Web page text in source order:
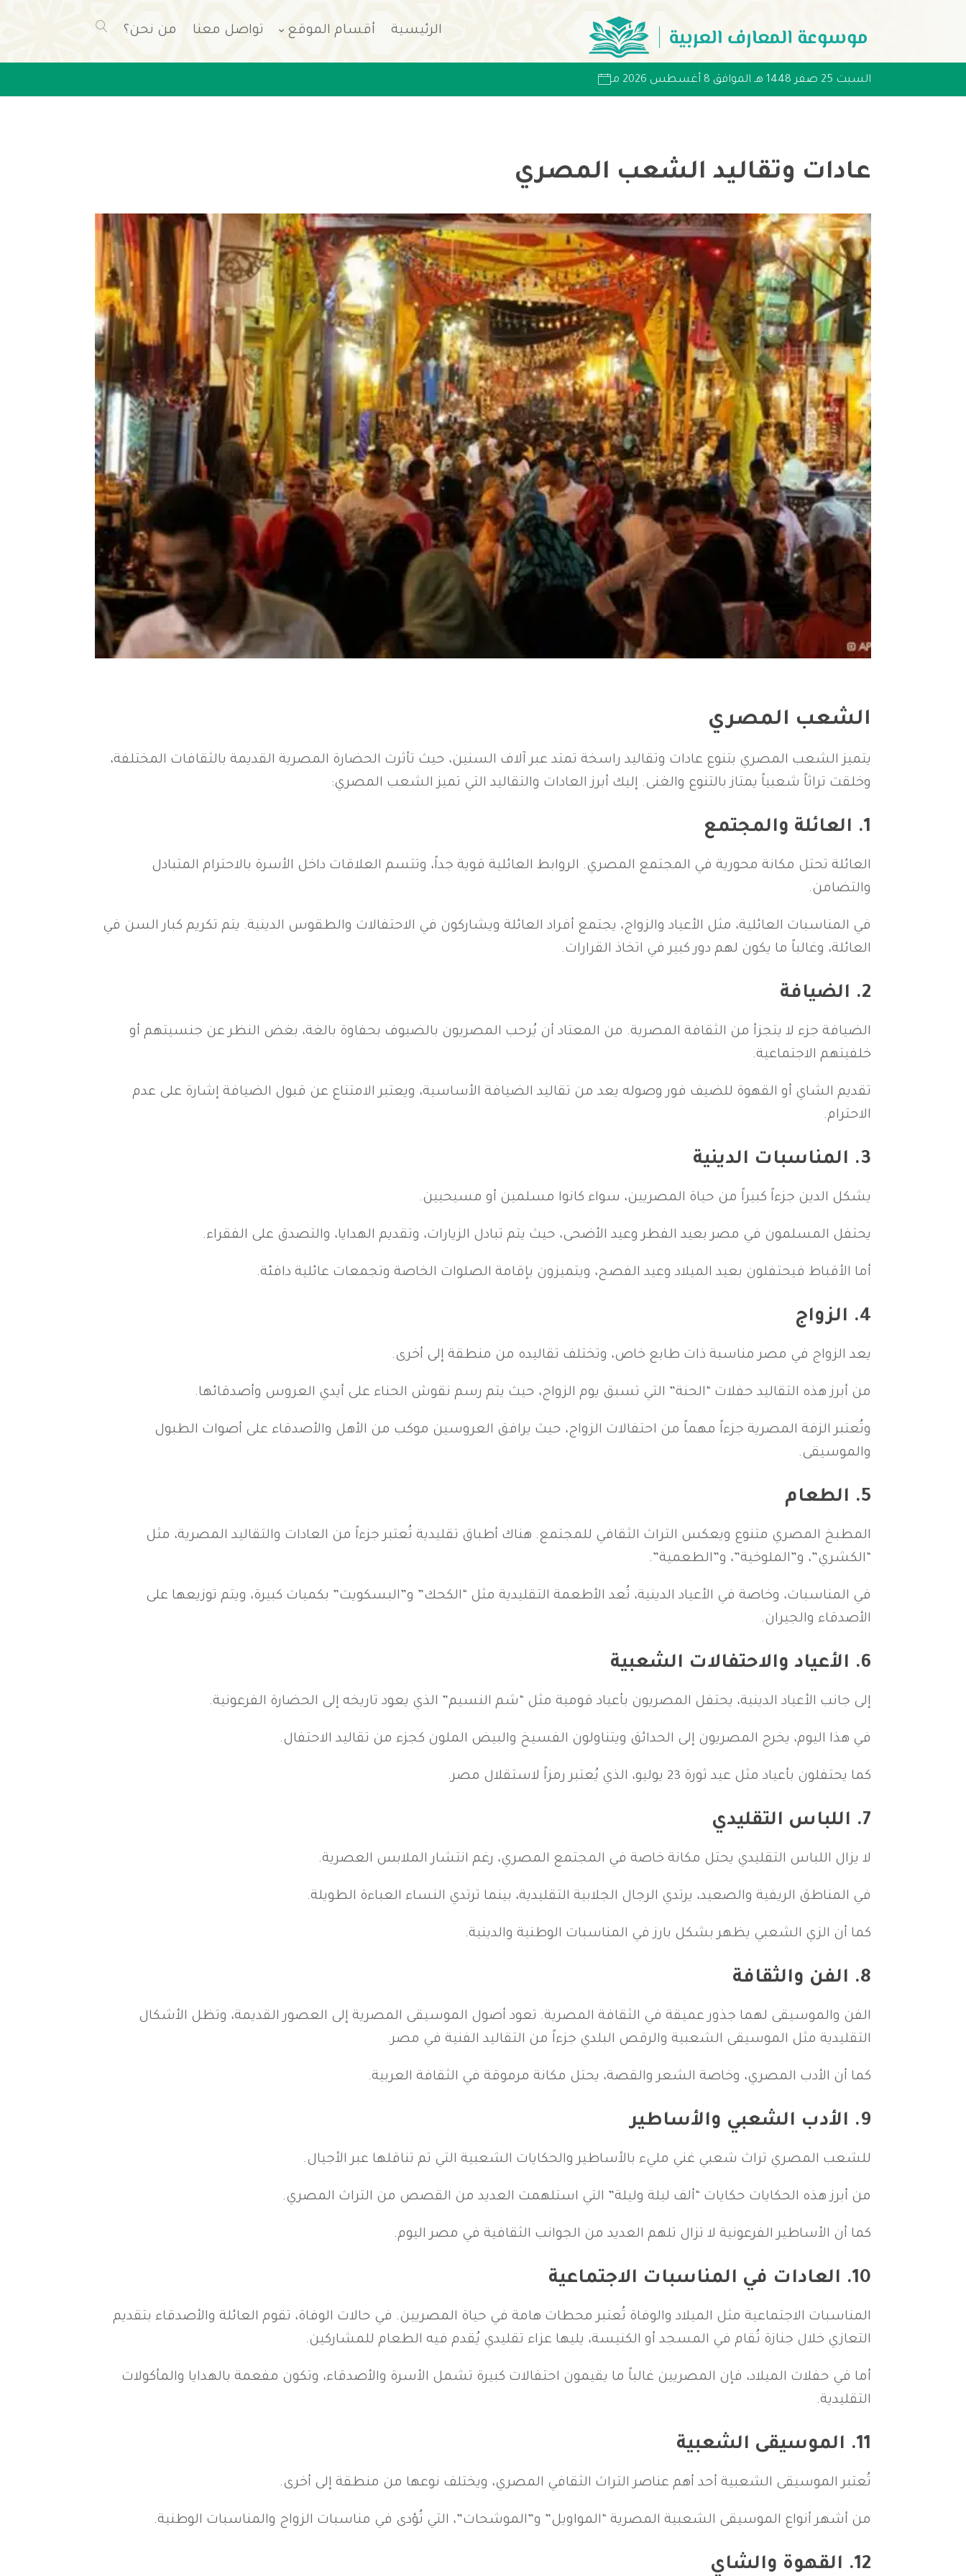
الرئيسية أقسام الموقع تواصل معنا من نحن؟
السبت 25 صفر 1448 هـ الموافق 8 أغسطس 2026 مـ
عادات وتقاليد الشعب المصري
الشعب المصري
يتميز الشعب المصري بتنوع عادات وتقاليد راسخة تمتد عبر آلاف السنين، حيث تأثرت الحضارة المصرية القديمة بالثقافات المختلفة،
وخلقت تراثاً شعبياً يمتاز بالتنوع والغنى. إليك أبرز العادات والتقاليد التي تميز الشعب المصري:
1. العائلة والمجتمع
العائلة تحتل مكانة محورية في المجتمع المصري. الروابط العائلية قوية جداً، وتتسم العلاقات داخل الأسرة بالاحترام المتبادل
والتضامن.
في المناسبات العائلية، مثل الأعياد والزواج، يجتمع أفراد العائلة ويشاركون في الاحتفالات والطقوس الدينية. يتم تكريم كبار السن في
العائلة، وغالباً ما يكون لهم دور كبير في اتخاذ القرارات.
2. الضيافة
الضيافة جزء لا يتجزأ من الثقافة المصرية. من المعتاد أن يُرحب المصريون بالضيوف بحفاوة بالغة، بغض النظر عن جنسيتهم أو
خلفيتهم الاجتماعية.
تقديم الشاي أو القهوة للضيف فور وصوله يعد من تقاليد الضيافة الأساسية، ويعتبر الامتناع عن قبول الضيافة إشارة على عدم
الاحترام.
3. المناسبات الدينية
يشكل الدين جزءاً كبيراً من حياة المصريين، سواء كانوا مسلمين أو مسيحيين.
يحتفل المسلمون في مصر بعيد الفطر وعيد الأضحى، حيث يتم تبادل الزيارات، وتقديم الهدايا، والتصدق على الفقراء.
أما الأقباط فيحتفلون بعيد الميلاد وعيد الفصح، ويتميزون بإقامة الصلوات الخاصة وتجمعات عائلية دافئة.
4. الزواج
يعد الزواج في مصر مناسبة ذات طابع خاص، وتختلف تقاليده من منطقة إلى أخرى.
من أبرز هذه التقاليد حفلات “الحنة” التي تسبق يوم الزواج، حيث يتم رسم نقوش الحناء على أيدي العروس وأصدقائها.
وتُعتبر الزفة المصرية جزءاً مهماً من احتفالات الزواج، حيث يرافق العروسين موكب من الأهل والأصدقاء على أصوات الطبول
والموسيقى.
5. الطعام
المطبخ المصري متنوع ويعكس التراث الثقافي للمجتمع. هناك أطباق تقليدية تُعتبر جزءاً من العادات والتقاليد المصرية، مثل
“الكشري”، و”الملوخية”، و”الطعمية”.
في المناسبات، وخاصة في الأعياد الدينية، تُعد الأطعمة التقليدية مثل “الكحك” و”البسكويت” بكميات كبيرة، ويتم توزيعها على
الأصدقاء والجيران.
6. الأعياد والاحتفالات الشعبية
إلى جانب الأعياد الدينية، يحتفل المصريون بأعياد قومية مثل “شم النسيم” الذي يعود تاريخه إلى الحضارة الفرعونية.
في هذا اليوم، يخرج المصريون إلى الحدائق ويتناولون الفسيخ والبيض الملون كجزء من تقاليد الاحتفال.
كما يحتفلون بأعياد مثل عيد ثورة 23 يوليو، الذي يُعتبر رمزاً لاستقلال مصر.
7. اللباس التقليدي
لا يزال اللباس التقليدي يحتل مكانة خاصة في المجتمع المصري، رغم انتشار الملابس العصرية.
في المناطق الريفية والصعيد، يرتدي الرجال الجلابية التقليدية، بينما ترتدي النساء العباءة الطويلة.
كما أن الزي الشعبي يظهر بشكل بارز في المناسبات الوطنية والدينية.
8. الفن والثقافة
الفن والموسيقى لهما جذور عميقة في الثقافة المصرية. تعود أصول الموسيقى المصرية إلى العصور القديمة، وتظل الأشكال
التقليدية مثل الموسيقى الشعبية والرقص البلدي جزءاً من التقاليد الفنية في مصر.
كما أن الأدب المصري، وخاصة الشعر والقصة، يحتل مكانة مرموقة في الثقافة العربية.
9. الأدب الشعبي والأساطير
للشعب المصري تراث شعبي غني مليء بالأساطير والحكايات الشعبية التي تم تناقلها عبر الأجيال.
من أبرز هذه الحكايات حكايات “ألف ليلة وليلة” التي استلهمت العديد من القصص من التراث المصري.
كما أن الأساطير الفرعونية لا تزال تلهم العديد من الجوانب الثقافية في مصر اليوم.
10. العادات في المناسبات الاجتماعية
المناسبات الاجتماعية مثل الميلاد والوفاة تُعتبر محطات هامة في حياة المصريين. في حالات الوفاة، تقوم العائلة والأصدقاء بتقديم
التعازي خلال جنازة تُقام في المسجد أو الكنيسة، يليها عزاء تقليدي يُقدم فيه الطعام للمشاركين.
أما في حفلات الميلاد، فإن المصريين غالباً ما يقيمون احتفالات كبيرة تشمل الأسرة والأصدقاء، وتكون مفعمة بالهدايا والمأكولات
التقليدية.
11. الموسيقى الشعبية
تُعتبر الموسيقى الشعبية أحد أهم عناصر التراث الثقافي المصري، ويختلف نوعها من منطقة إلى أخرى.
من أشهر أنواع الموسيقى الشعبية المصرية “المواويل” و”الموشحات”، التي تُؤدى في مناسبات الزواج والمناسبات الوطنية.
12. القهوة والشاي